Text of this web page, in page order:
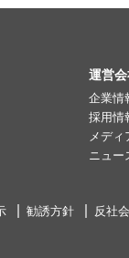
運営
企業情
採用情
メディ
ニュー
勧誘方針 反社